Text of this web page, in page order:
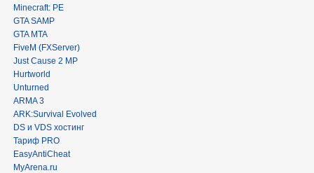
Minecraft: PE
GTA SAMP
GTA MTA
FiveM (FXServer)
Just Cause 2 MP
Hurtworld
Unturned
ARMA 3
ARK:Survival Evolved
DS и VDS хостинг
Тариф PRO
EasyAntiCheat
MyArena.ru